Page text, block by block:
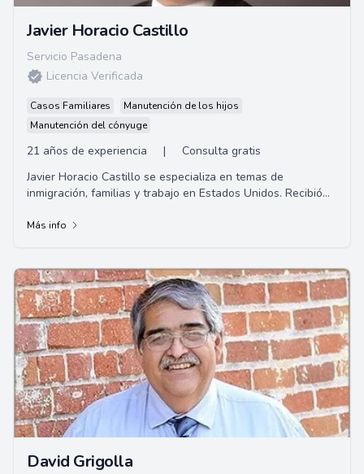
Javier Horacio Castillo
Servicio Pasadena
Licencia Verificada
Casos Familiares
Manutención de los hijos
Manutención del cónyuge
21 años de experiencia |
Consulta gratis
Javier Horacio Castillo se especializa en temas de
inmigración, familias y trabajo en Estados Unidos. Recibió
Más info
David Grigolla